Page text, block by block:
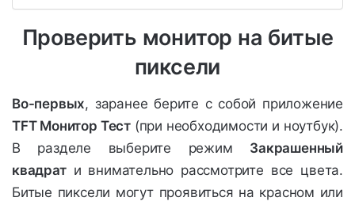
Проверить монитор на битые
пиксели
Во-первых, заранее берите с собой приложение
TFT Монитор Тест(при необходимости и ноутбук).
В разделе выберите режим Закрашенный
квадрати внимательно рассмотрите все цвета.
Битые пиксели могут проявиться на красном или